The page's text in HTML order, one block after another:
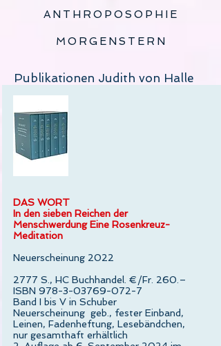
ANTHROPOSOPHIE
MORGENSTERN
Publikationen Judith von Halle
DAS WORT
In den sieben Reichen der
Menschwerdung Eine Rosenkreuz-
Meditation
Neuerscheinung 2022
2777 S., HC Buchhandel. €/Fr. 260.–
ISBN 978-3-03769-072-7
Band I bis V in Schuber
Neuerscheinung geb., fester Einband,
Leinen, Fadenheftung, Lesebändchen,
nur gesamthaft erhältlich